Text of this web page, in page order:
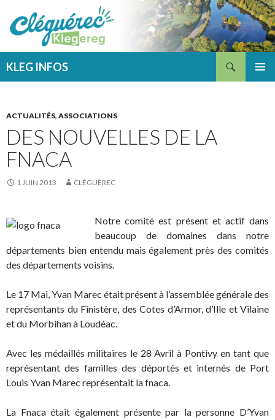
KLEG INFOS
ACTUALITÉS, ASSOCIATIONS
DES NOUVELLES DE LA
FNACA
1 JUIN 2013 CLÉGUÉREC
Notre comité est présent et actif dans
beaucoup de domaines dans notre
départements bien entendu mais également près des comités
des départements voisins.
Le 17 Mai, Yvan Marec était présent à l’assemblée générale des
représentants du Finistère, des Cotes d’Armor, d’Ille et Vilaine
et du Morbihan à Loudéac.
Avec les médaillés militaires le 28 Avril à Pontivy en tant que
représentant des familles des déportés et internés de Port
Louis Yvan Marec représentait la fnaca.
La Fnaca était également présente par la personne D’Yvan